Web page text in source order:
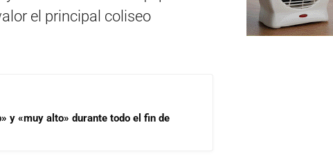
el principal coliseo
y «muy alto» durante todo el fin de